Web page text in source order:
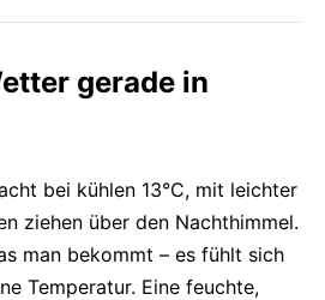
gerade in
bei kühlen 13°C, mit leichter
ziehen über den Nachthimmel.
man bekommt – es fühlt sich
Temperatur. Eine feuchte,